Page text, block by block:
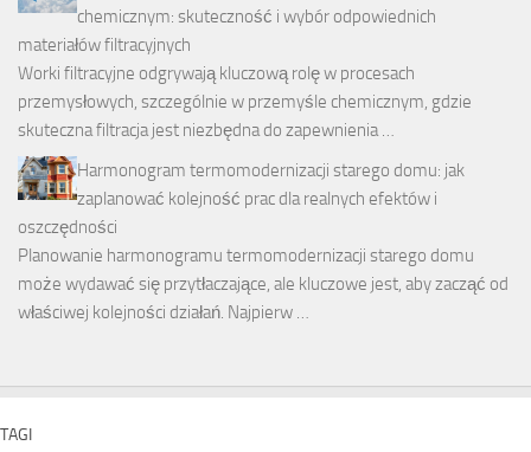
chemicznym: skuteczność i wybór odpowiednich
materiałów filtracyjnych
Worki filtracyjne odgrywają kluczową rolę w procesach
przemysłowych, szczególnie w przemyśle chemicznym, gdzie
skuteczna filtracja jest niezbędna do zapewnienia …
Harmonogram termomodernizacji starego domu: jak
zaplanować kolejność prac dla realnych efektów i
oszczędności
Planowanie harmonogramu termomodernizacji starego domu
może wydawać się przytłaczające, ale kluczowe jest, aby zacząć od
właściwej kolejności działań. Najpierw …
TAGI